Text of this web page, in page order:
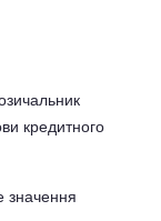
кредитного
значення